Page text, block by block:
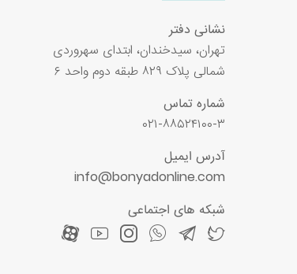
نشانی دفتر
تهران، سیدخندان، ابتدای سهروردی
شمالی پلاک ۸۲۹ طبقه دوم واحد ۶
شماره تماس
۰۲۱-۸۸۵۲۴۱۰۰-۳
آدرس ایمیل
info@bonyadonline.com
شبکه های اجتماعی